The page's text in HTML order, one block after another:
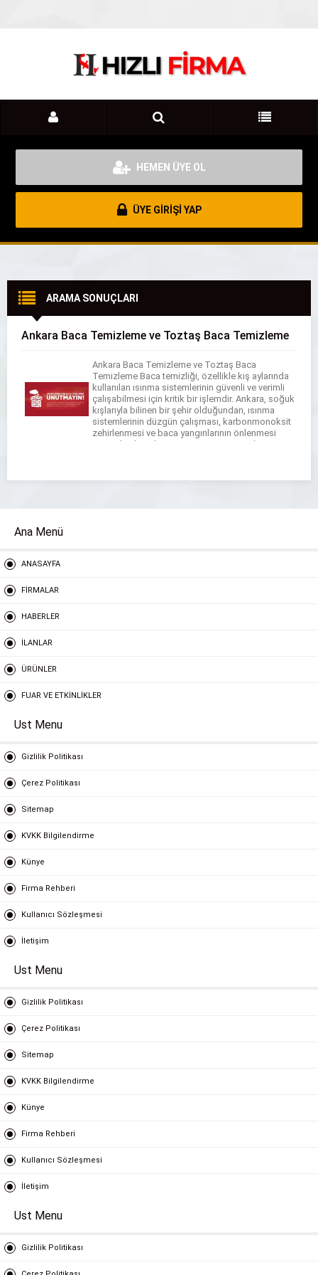
HEMEN ÜYE OL
ÜYE GİRİŞİ YAP
ARAMA SONUÇLARI
Ankara Baca Temizleme ve Toztaş Baca Temizleme
Ankara Baca Temizleme ve Toztaş Baca
Temizleme Baca temizliği, özellikle kış aylarında
kullanılan ısınma sistemlerinin güvenli ve verimli
çalışabilmesi için kritik bir işlemdir. Ankara, soğuk
kışlarıyla bilinen bir şehir olduğundan, ısınma
sistemlerinin düzgün çalışması, karbonmonoksit
zehirlenmesi ve baca yangınlarının önlenmesi
açısından büyük önem taşır. Baca temizleme
Ana Menü
ANASAYFA
FİRMALAR
HABERLER
İLANLAR
ÜRÜNLER
FUAR VE ETKİNLİKLER
Ust Menu
Gizlilik Politikası
Çerez Politikası
Sitemap
KVKK Bilgilendirme
Künye
Firma Rehberi
Kullanıcı Sözleşmesi
İletişim
Ust Menu
Gizlilik Politikası
Çerez Politikası
Sitemap
KVKK Bilgilendirme
Künye
Firma Rehberi
Kullanıcı Sözleşmesi
İletişim
Ust Menu
Gizlilik Politikası